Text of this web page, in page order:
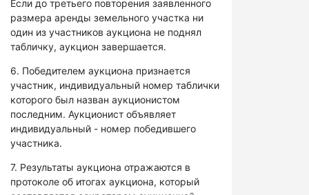
Если до третьего повторения заявленного
размера аренды земельного участка ни
один из участников аукциона не поднял
табличку, аукцион завершается.
6. Победителем аукциона признается
участник, индивидуальный номер таблички
которого был назван аукционистом
последним. Аукционист объявляет
индивидуальный - номер победившего
участника.
7. Результаты аукциона отражаются в
протоколе об итогах аукциона, который